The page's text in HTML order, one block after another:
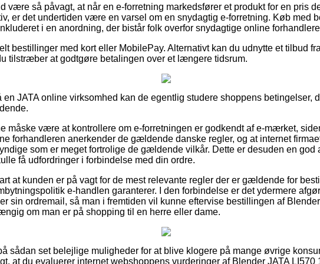
være så påvagt, at når en e-forretning markedsfører et produkt for en pris
er det undertiden være en varsel om en snydagtig e-forretning. Køb med
i en anordning, der bistår folk overfor snydagtige online
bestillinger med kort eller MobilePay. Alternativt kan du udnytte et tilbud
tilstræber at godtgøre betalingen over et længere tidsrum.
en JATA online virksomhed kan de egentlig studere shoppens betingelser,
måske være at kontrollere om e-forretningen er godkendt af e-mærket,
forhandleren anerkender de gældende danske regler, og at internet
som er meget fortrolige de gældende vilkår. Dette er desuden en god
få udfordringer i forbindelse med din ordre.
at kunden er på vagt for de mest relevante regler der er gældende for
e-handlen garanterer. I den forbindelse er det ydermere
sin ordremail, så man i fremtiden vil kunne eftervise bestillingen af
om man er på shopping til en herre eller dame.
sådan set belejlige muligheder for at blive klogere på mange øvrige
at du evaluerer internet webshoppens vurderinger af Blender JATA LI570